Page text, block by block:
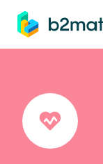
springen